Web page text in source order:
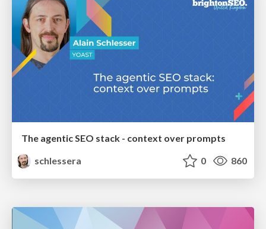
The agentic SEO stack - context over prompts
schlessera
0 860